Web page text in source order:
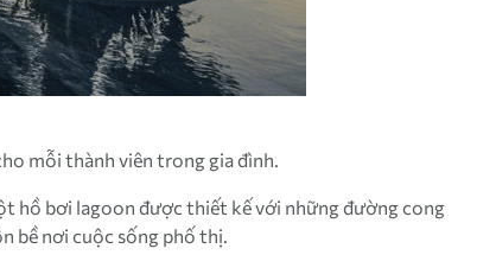
mỗi thành viên trong gia đình.
hồ bơi lagoon được thiết kế với những đường cong
bề nơi cuộc sống phố thị.